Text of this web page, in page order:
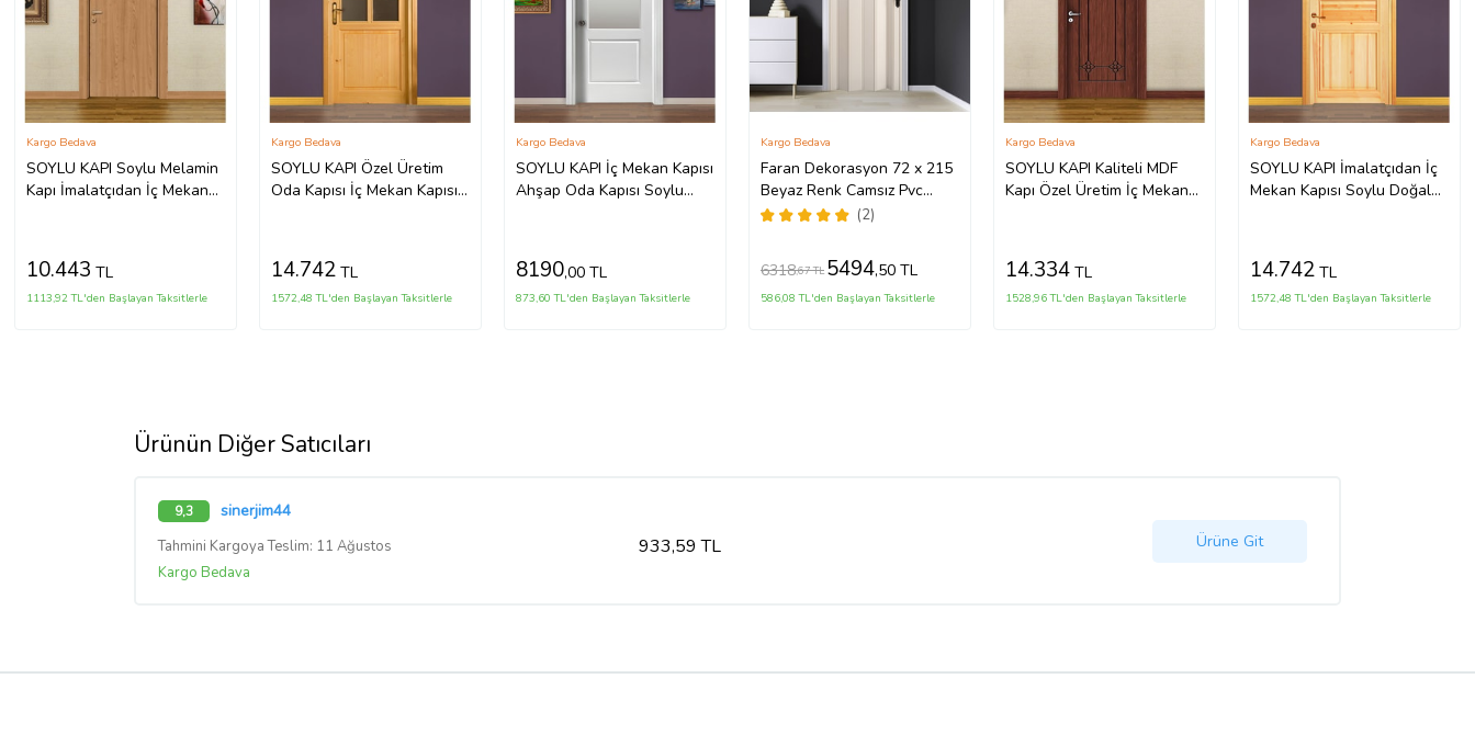
SOYLU KAPI Soylu Melamin
Kapı İmalatçıdan İç Mekan
Kargo Bedava
10.443 TL
1113,92 TL'den Başlayan Taksitlerle
SOYLU KAPI Özel Üretim
Oda Kapısı İç Mekan Kapısı
Kargo Bedava
14.742TL
1572,48 TL'den Başlayan Taksitlerle
SOYLU KAPI İç Mekan Kapısı
Ahşap Oda Kapısı Soylu
Kargo Bedava
8190,00 TL
873,60 TL'den Başlayan Taksitlerle
Faran Dekorasyon 72 x 215
Beyaz Renk Camsız Pvc
Akordiyon Katlanır Kapı -
(2)
Kargo Bedava
6318,67 TL 5494,50 TL
586,08 TL'den Başlayan Taksitlerle
SOYLU KAPI Kaliteli MDF
Kapı Özel Üretim İç Mekan
Kargo Bedava
14.334 TL
1528,96 TL'den Başlayan Taksitlerle
SOYLU KAPI İmalatçıdan İç
Mekan Kapısı Soylu Doğal
Kargo Bedava
14.742 TL
1572,48 TL'den Başlayan Taksitlerle
Ürünün Diğer Satıcıları
9,3 sinerjim44
Tahmini Kargoya Teslim: 11 Ağustos
Kargo Bedava
933,59 TL Ürüne Git